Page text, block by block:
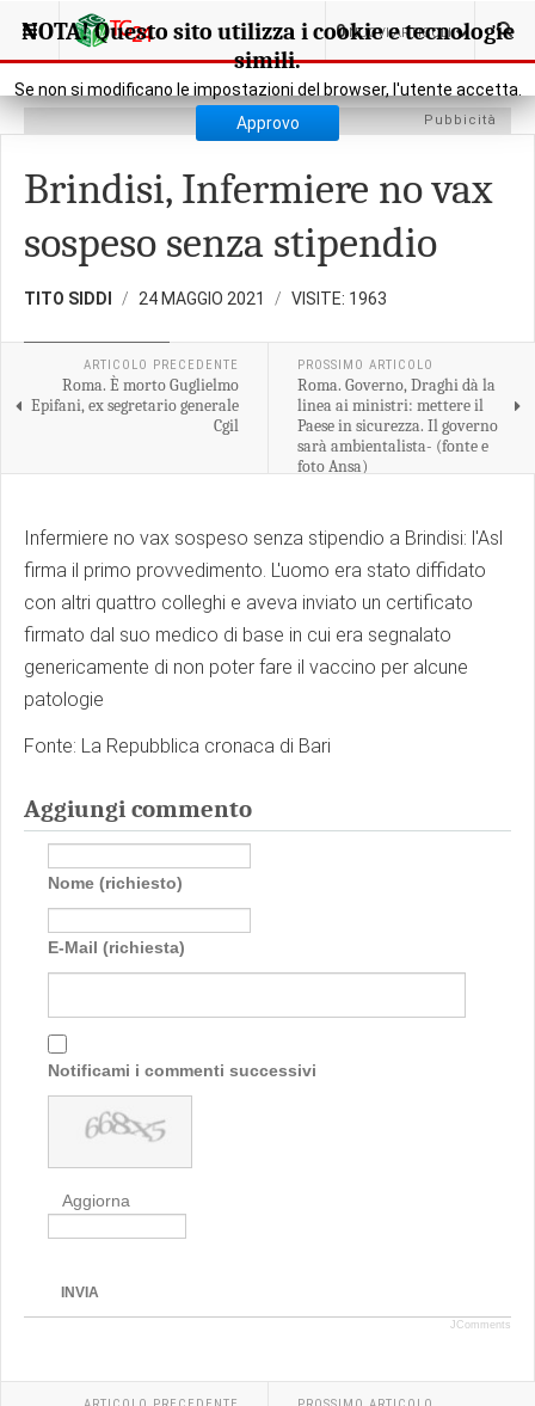
NOTA! Questo sito utilizza i cookie e tecnologie
simili.
Se non si modificano le impostazioni del browser, l'utente accetta.
Approvo
0 NUOVI ARTICOLI
SEI QUI: RASSEGNA STAMPA STAMPA NAZIONALE
Pubbicità
Brindisi, Infermiere no vax
sospeso senza stipendio
TITO SIDDI 24 MAGGIO 2021 VISITE: 1963
ARTICOLO PRECEDENTE
Roma. È morto Guglielmo
Epifani, ex segretario generale
Cgil
PROSSIMO ARTICOLO
Roma. Governo, Draghi dà la
linea ai ministri: mettere il
Paese in sicurezza. Il governo
sarà ambientalista- (fonte e
foto Ansa)
Infermiere no vax sospeso senza stipendio a Brindisi: l'Asl
firma il primo provvedimento. L'uomo era stato diffidato
con altri quattro colleghi e aveva inviato un certificato
firmato dal suo medico di base in cui era segnalato
genericamente di non poter fare il vaccino per alcune
patologie
Fonte: La Repubblica cronaca di Bari
Aggiungi commento
Nome (richiesto)
E-Mail (richiesta)
Notificami i commenti successivi
Aggiorna
INVIA
JComments